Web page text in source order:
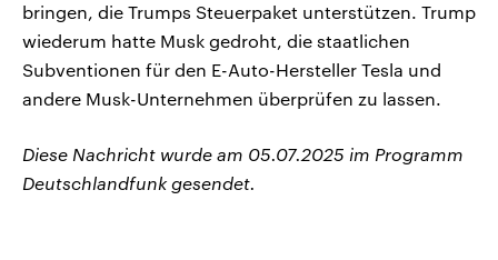
bringen, die Trumps Steuerpaket unterstützen. Trump
wiederum hatte Musk gedroht, die staatlichen
Subventionen für den E-Auto-Hersteller Tesla und
andere Musk-Unternehmen überprüfen zu lassen.
Diese Nachricht wurde am 05.07.2025 im Programm
Deutschlandfunk gesendet.